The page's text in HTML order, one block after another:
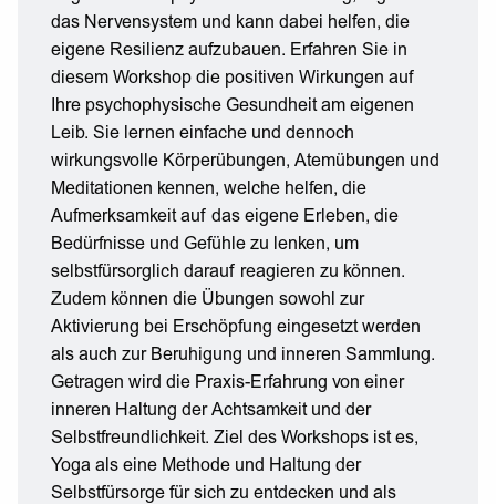
das Nervensystem und kann dabei helfen, die
eigene Resilienz aufzubauen. Erfahren Sie in
diesem Workshop die positiven Wirkungen auf
Ihre psychophysische Gesundheit am eigenen
Leib. Sie lernen einfache und dennoch
wirkungsvolle Körperübungen, Atemübungen und
Meditationen kennen, welche helfen, die
Aufmerksamkeit auf das eigene Erleben, die
Bedürfnisse und Gefühle zu lenken, um
selbstfürsorglich darauf reagieren zu können.
Zudem können die Übungen sowohl zur
Aktivierung bei Erschöpfung eingesetzt werden
als auch zur Beruhigung und inneren Sammlung.
Getragen wird die Praxis-Erfahrung von einer
inneren Haltung der Achtsamkeit und der
Selbstfreundlichkeit. Ziel des Workshops ist es,
Yoga als eine Methode und Haltung der
Selbstfürsorge für sich zu entdecken und als